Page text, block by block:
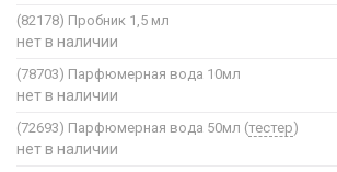
(82178) Пробник 1,5 мл
нет в наличии
(78703) Парфюмерная вода 10мл
нет в наличии
(72693) Парфюмерная вода 50мл (тестер)
нет в наличии